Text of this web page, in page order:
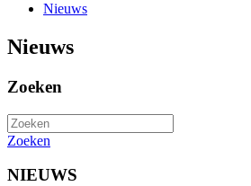
Nieuws
Nieuws
Zoeken
Zoeken
NIEUWS